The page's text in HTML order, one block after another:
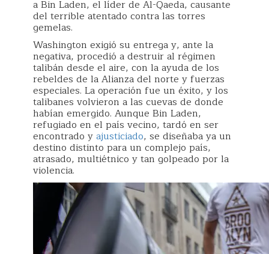
a Bin Laden, el líder de Al-Qaeda, causante
del terrible atentado contra las torres
gemelas.
Washington exigió su entrega y, ante la
negativa, procedió a destruir al régimen
talibán desde el aire, con la ayuda de los
rebeldes de la Alianza del norte y fuerzas
especiales. La operación fue un éxito, y los
talibanes volvieron a las cuevas de donde
habían emergido. Aunque Bin Laden,
refugiado en el país vecino, tardó en ser
encontrado yajusticiado, se diseñaba ya un
destino distinto para un complejo país,
atrasado, multiétnico y tan golpeado por la
violencia.